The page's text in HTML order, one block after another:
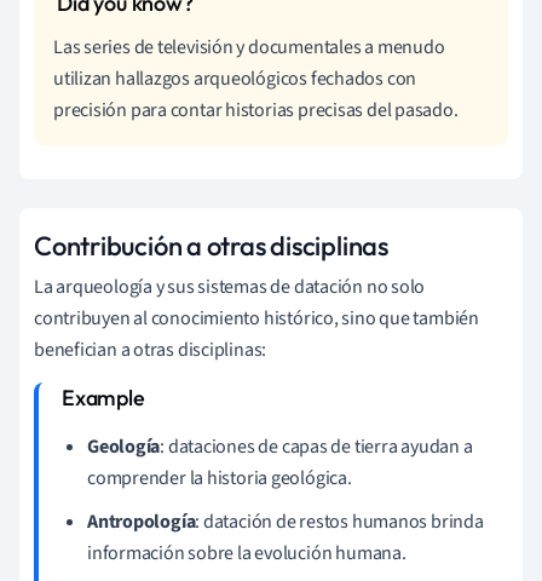
Las series de televisión y documentales a menudo
utilizan hallazgos arqueológicos fechados con
precisión para contar historias precisas del pasado.
Contribución a otras disciplinas
La arqueología y sus sistemas de datación no solo
contribuyen al conocimiento histórico, sino que también
benefician a otras disciplinas:
Geología: dataciones de capas de tierra ayudan a
comprender la historia geológica.
Antropología: datación de restos humanos brinda
información sobre la evolución humana.